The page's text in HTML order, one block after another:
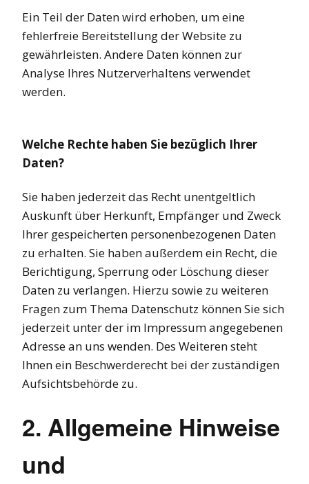
Ein Teil der Daten wird erhoben, um eine
fehlerfreie Bereitstellung der Website zu
gewährleisten. Andere Daten können zur
Analyse Ihres Nutzerverhaltens verwendet
werden.
Welche Rechte haben Sie bezüglich Ihrer
Daten?
Sie haben jederzeit das Recht unentgeltlich
Auskunft über Herkunft, Empfänger und Zweck
Ihrer gespeicherten personenbezogenen Daten
zu erhalten. Sie haben außerdem ein Recht, die
Berichtigung, Sperrung oder Löschung dieser
Daten zu verlangen. Hierzu sowie zu weiteren
Fragen zum Thema Datenschutz können Sie sich
jederzeit unter der im Impressum angegebenen
Adresse an uns wenden. Des Weiteren steht
Ihnen ein Beschwerderecht bei der zuständigen
Aufsichtsbehörde zu.
2. Allgemeine Hinweise
und